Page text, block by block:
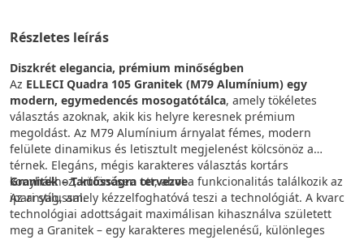
Részletes leírás
Diszkrét elegancia, prémium minőségben
Az ELLECI Quadra 105 Granitek (M79 Alumínium) egy
modern, egymedencés mosogatótálca, amely tökéletes
választás azoknak, akik kis helyre keresnek prémium
megoldást. Az M79 Alumínium árnyalat fémes, modern
felülete dinamikus és letisztult megjelenést kölcsönöz a
térnek. Elegáns, mégis karakteres választás kortárs
konyhákhoz, különösen ott, ahol a funkcionalitás találkozik az
ipari stílussal.
Granitek – Tartósságra tervezve
Az anyag, amely kézzelfoghatóvá teszi a technológiát. A kvarc
technológiai adottságait maximálisan kihasználva született
meg a Granitek – egy karakteres megjelenésű, különleges